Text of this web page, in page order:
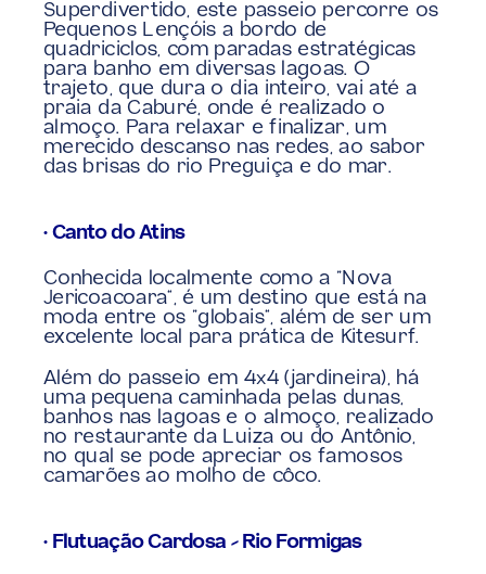
Superdivertido, este passeio percorre os
Pequenos Lençóis a bordo de
quadriciclos, com paradas estratégicas
para banho em diversas lagoas. O
trajeto, que dura o dia inteiro, vai até a
praia da Caburé, onde é realizado o
almoço. Para relaxar e finalizar, um
merecido descanso nas redes, ao sabor
das brisas do rio Preguiça e do mar.
• Canto do Atins
Conhecida localmente como a “Nova
Jericoacoara”, é um destino que está na
moda entre os “globais”, além de ser um
excelente local para prática de Kitesurf.
Além do passeio em 4×4 (jardineira), há
uma pequena caminhada pelas dunas,
banhos nas lagoas e o almoço, realizado
no restaurante da Luiza ou do Antônio,
no qual se pode apreciar os famosos
camarões ao molho de côco.
• Flutuação Cardosa – Rio Formigas